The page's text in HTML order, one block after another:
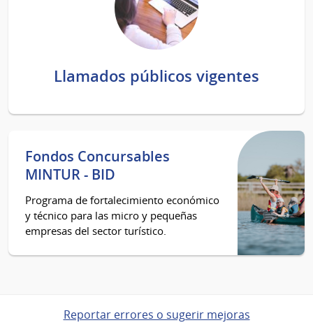
Llamados públicos vigentes
Fondos Concursables
MINTUR - BID
Programa de fortalecimiento económico
y técnico para las micro y pequeñas
empresas del sector turístico.
Reportar errores o sugerir mejoras